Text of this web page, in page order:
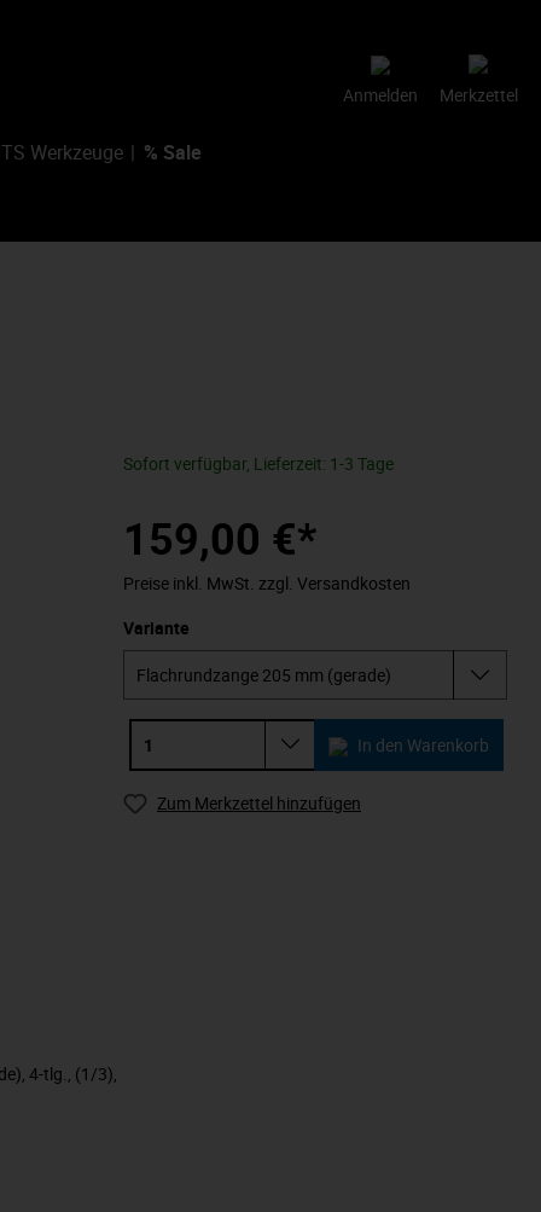
Merkzettel
Anmelden
Werkzeuge % Sale
4-tlg., (1/3),
Sofort verfügbar, Lieferzeit: 1-3 Tage
159,00 €*
Preise inkl. MwSt. zzgl. Versandkosten
Variante
In den Warenkorb
Zum Merkzettel hinzufügen